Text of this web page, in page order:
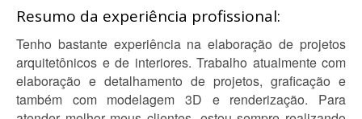
Resumo da experiência profissional:
Tenho bastante experiência na elaboração de projetos
arquitetônicos e de interiores. Trabalho atualmente com
elaboração e detalhamento de projetos, graficação e
também com modelagem 3D e renderização. Para